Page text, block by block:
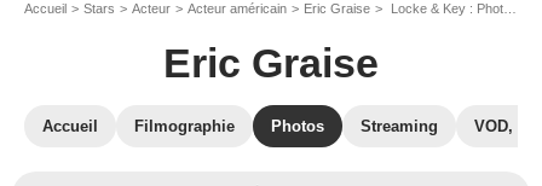
Accueil Stars Acteur Acteur américain Eric Graise Locke & Key : Photo Eric Graise, Genevieve Kang
Eric Graise
Accueil Filmographie Photos Streaming VOD,